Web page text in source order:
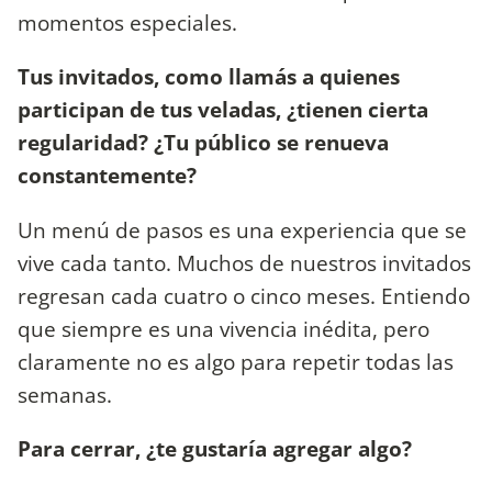
momentos especiales.
Tus invitados, como llamás a quienes
participan de tus veladas, ¿tienen cierta
regularidad? ¿Tu público se renueva
constantemente?
Un menú de pasos es una experiencia que se
vive cada tanto. Muchos de nuestros invitados
regresan cada cuatro o cinco meses. Entiendo
que siempre es una vivencia inédita, pero
claramente no es algo para repetir todas las
semanas.
Para cerrar, ¿te gustaría agregar algo?